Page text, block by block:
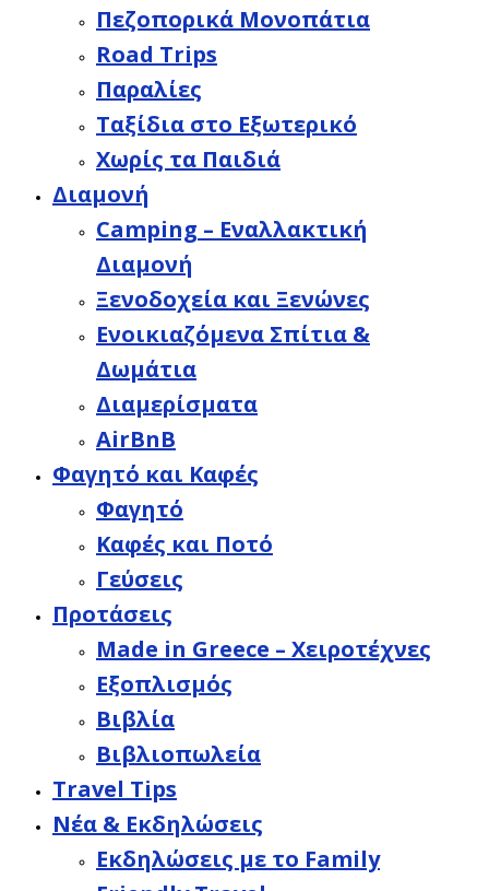
Πεζοπορικά Μονοπάτια
Road Trips
Παραλίες
Ταξίδια στο Εξωτερικό
Χωρίς τα Παιδιά
Διαμονή
Camping – Εναλλακτική
Διαμονή
Ξενοδοχεία και Ξενώνες
Ενοικιαζόμενα Σπίτια &
Δωμάτια
Διαμερίσματα
AirBnB
Φαγητό και Καφές
Φαγητό
Καφές και Ποτό
Γεύσεις
Προτάσεις
Made in Greece – Χειροτέχνες
Εξοπλισμός
Βιβλία
Βιβλιοπωλεία
Travel Tips
Νέα & Εκδηλώσεις
Εκδηλώσεις με το Family